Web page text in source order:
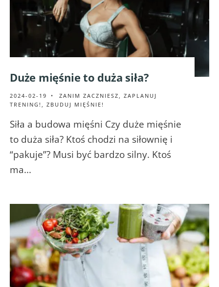
Duże mięśnie to duża siła?
2024-02-19 • ZANIM ZACZNIESZ
ZAPLANUJ
TRENING!
ZBUDUJ MIĘŚNIE!
Siła a budowa mięśni Czy duże mięśnie
to duża siła? Ktoś chodzi na siłownię i
“pakuje”? Musi być bardzo silny. Ktoś
ma...